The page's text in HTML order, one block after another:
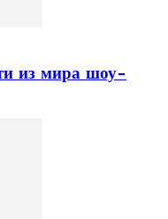
из мира шоу-